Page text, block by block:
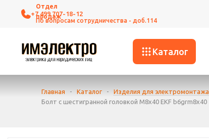
+7 499 707-18-12
Каталог
Главная - Каталог - Изделия для электромонтажа
Болт с шестигранной головкой М8х40 EKF b6grm8x40